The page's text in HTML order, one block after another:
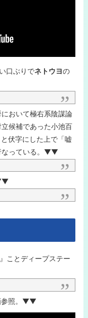
口ぶりでネトウヨの
おいて極右系陰謀論
候補であった小池百
伏字にした上で「嘘
なっている。▼▼
ことディープステー
参照。▼▼